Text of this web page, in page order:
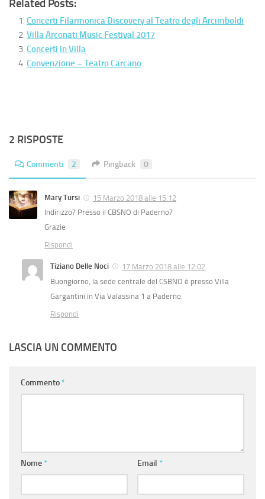
Related Posts:
Concerti Filarmonica Discovery al Teatro degli Arcimboldi
Villa Arconati Music Festival 2017
Concerti in Villa
Convenzione – Teatro Carcano
2 RISPOSTE
Commenti 2 Pingback 0
Mary Tursi
15 Marzo 2018 alle 15:12
Indirizzo? Presso il CBSNO di Paderno?
Grazie
Rispondi
Tiziano Delle Noci
17 Marzo 2018 alle 12:02
Buongiorno, la sede centrale del CSBNO è presso Villa
Gargantini in Via Valassina 1 a Paderno.
Rispondi
LASCIA UN COMMENTO
Commento *
Nome * Email *